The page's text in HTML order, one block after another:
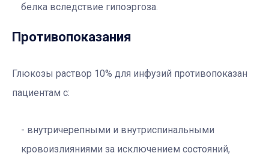
белка вследствие гипоэргоза.
Противопоказания
Глюкозы раствор 10% для инфузий противопоказан
пациентам с:
внутричерепными и внутриспинальными
кровоизлияниями за исключением состояний,